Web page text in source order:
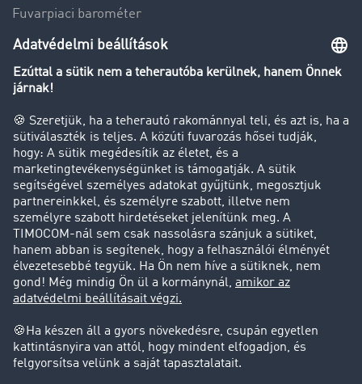
Fuvarpiaci barométer
Transzportlexikon
Tehergépkocsi-forgalomkorlátozás
Cég
Sikertörténetek
Ügyfél hoz ügyfelet
Jogi információk
Impresszum
Adatvédelem